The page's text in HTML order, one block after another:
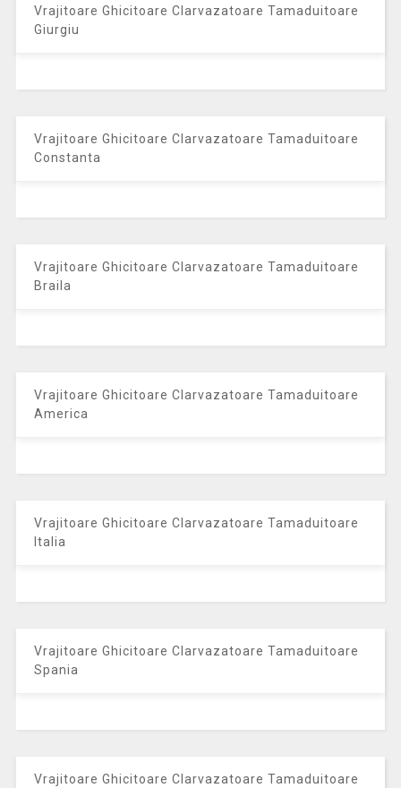
Vrajitoare Ghicitoare Clarvazatoare Tamaduitoare
Giurgiu
Vrajitoare Ghicitoare Clarvazatoare Tamaduitoare
Constanta
Vrajitoare Ghicitoare Clarvazatoare Tamaduitoare
Braila
Vrajitoare Ghicitoare Clarvazatoare Tamaduitoare
America
Vrajitoare Ghicitoare Clarvazatoare Tamaduitoare
Italia
Vrajitoare Ghicitoare Clarvazatoare Tamaduitoare
Spania
Vrajitoare Ghicitoare Clarvazatoare Tamaduitoare